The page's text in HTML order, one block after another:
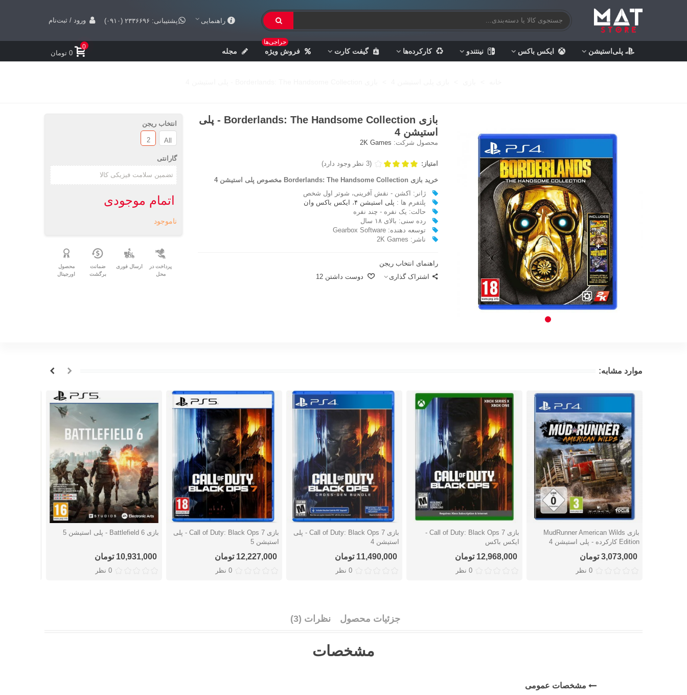
راهنمایی پشتیبانی: ۲۳۳۶۶۹۶ (۰۹۱۰) ورود / ثبت‌نام
پلی‌استیشن ایکس باکس نینتندو کارکرده‌ها گیفت کارت فروش ویژه
حراجی‌ها
مجله
0
0 تومان
بازی Borderlands: The Handsome Collection - پلی
استیشن 4
محصول شرکت: 2K Games
امتیاز: (3 نظر وجود دارد)
خرید بازی Borderlands: The Handsome Collection مخصوص پلی استیشن 4
ژانر: اکشن - نقش آفرینی، شوتر اول شخص
پلتفرم ها : پلی استیشن ۴ ،
ایکس باکس وان
حالت: یک نفره - چند نفره
رده سنی: بالای ۱۸ سال
توسعه دهنده: Gearbox Software
ناشر: 2K Games
راهنمای انتخاب ریجن
اشتراک گذاری
دوست داشتن 12
انتخاب ریجن
All
2
گارانتی
اتمام موجودی
ناموجود
پرداخت در
محل
ارسال فوری
ضمانت
برگشت
محصول
اورجینال
موارد مشابه:
دوست داشتن
بازی MudRunner American Wilds
Edition کارکرده - پلی استیشن 4
3,073,000 تومان
0 نظر
دوست داشتن
بازی Call of Duty: Black Ops 7 -
ایکس باکس
12,968,000 تومان
0 نظر
دوست داشتن
بازی Call of Duty: Black Ops 7 - پلی
استیشن 4
11,490,000 تومان
0 نظر
دوست داشتن
بازی Call of Duty: Black Ops 7 - پلی
استیشن 5
12,227,000 تومان
0 نظر
دوست داشتن بازی Battlefield 6 - پلی استیشن 5
10,931,000 تومان
0 نظر
جزئیات محصول نظرات (3)
مشخصات
مشخصات عمومی